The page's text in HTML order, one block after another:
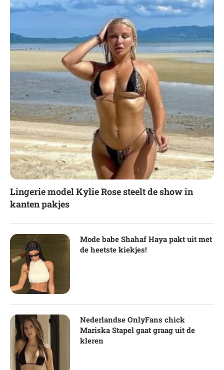
Lingerie model Kylie Rose steelt de show in
kanten pakjes
Mode babe Shahaf Haya pakt uit met
de heetste kiekjes!
Nederlandse OnlyFans chick
Mariska Stapel gaat graag uit de
kleren